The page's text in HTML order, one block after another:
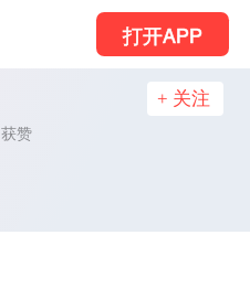
打开APP
获赞
+ 关注